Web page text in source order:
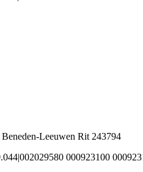
Leeuwen Rit 243794
000923100